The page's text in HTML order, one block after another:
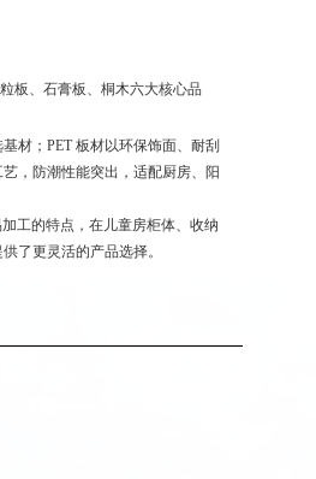
板、石膏板、桐木六大核心品
材；PET 板材以环保饰面、耐刮
，防潮性能突出，适配厨房、阳
工的特点，在儿童房柜体、收纳
了更灵活的产品选择。